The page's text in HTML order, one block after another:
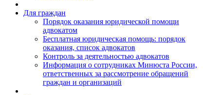
Для граждан
Порядок оказания юридической помощи
адвокатом
Бесплатная юридическая помощь: порядок
оказания, список адвокатов
Контроль за деятельностью адвокатов
Информация о сотрудниках Минюста России,
ответственных за рассмотрение обращений
граждан и организаций